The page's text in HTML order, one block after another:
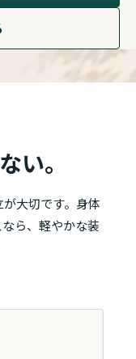
い。
大切です。身体
ら、軽やかな装